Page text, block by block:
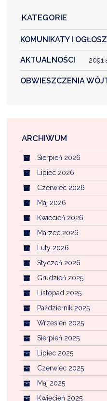
KATEGORIE
KOMUNIKATY I
AKTUALNOŚCI 2091
OBWIESZCZENIA
ARCHIWUM
Sierpień 2026
Lipiec 2026
Czerwiec 2026
Maj 2026
Kwiecień 2026
Marzec 2026
Luty 2026
Styczeń 2026
Grudzień 2025
Listopad 2025
Październik 2025
Wrzesień 2025
Sierpień 2025
Lipiec 2025
Czerwiec 2025
Maj 2025
Kwiecień 2025